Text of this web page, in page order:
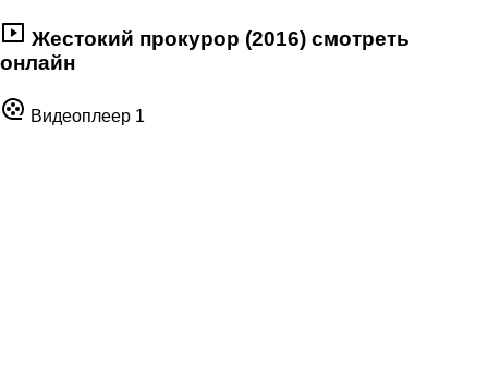
Жестокий прокурор (2016) смотреть
онлайн
Видеоплеер 1